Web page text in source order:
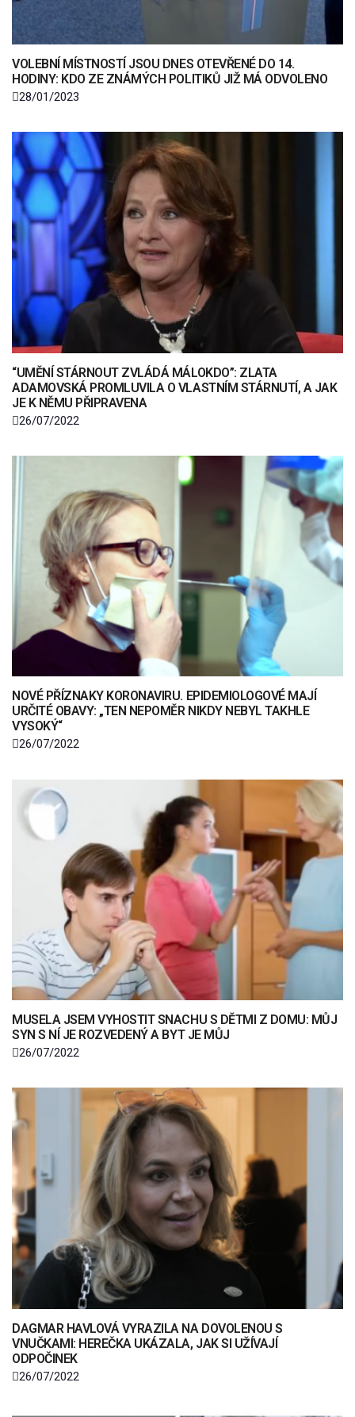
VOLEBNÍ MÍSTNOSTÍ JSOU DNES OTEVŘENÉ DO 14.
HODINY: KDO ZE ZNÁMÝCH POLITIKŮ JIŽ MÁ ODVOLENO
28/01/2023
“UMĚNÍ STÁRNOUT ZVLÁDÁ MÁLOKDO”: ZLATA
ADAMOVSKÁ PROMLUVILA O VLASTNÍM STÁRNUTÍ, A JAK
JE K NĚMU PŘIPRAVENA
26/07/2022
NOVÉ PŘÍZNAKY KORONAVIRU. EPIDEMIOLOGOVÉ MAJÍ
URČITÉ OBAVY: „TEN NEPOMĚR NIKDY NEBYL TAKHLE
VYSOKÝ“
26/07/2022
MUSELA JSEM VYHOSTIT SNACHU S DĚTMI Z DOMU: MŮJ
SYN S NÍ JE ROZVEDENÝ A BYT JE MŮJ
26/07/2022
DAGMAR HAVLOVÁ VYRAZILA NA DOVOLENOU S
VNUČKAMI: HEREČKA UKÁZALA, JAK SI UŽÍVAJÍ
ODPOČINEK
26/07/2022